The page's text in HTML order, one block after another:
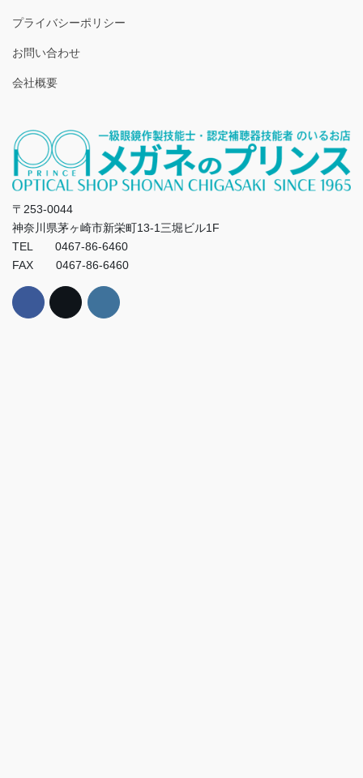
プライバシーポリシー
お問い合わせ
会社概要
〒253-0044
神奈川県茅ヶ崎市新栄町13-1三堀ビル1F
TEL 0467-86-6460
FAX 0467-86-6460